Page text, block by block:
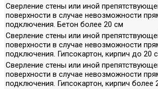
Сверление стены или иной
поверхности в случае невозможности
подключения. Бетон более 20 см
Сверление стены или иной
поверхности в случае невозможности
подключения. Гипсокартон, кирпич до 20
Сверление стены или иной
поверхности в случае невозможности
подключения. Гипсокартон, кирпич более